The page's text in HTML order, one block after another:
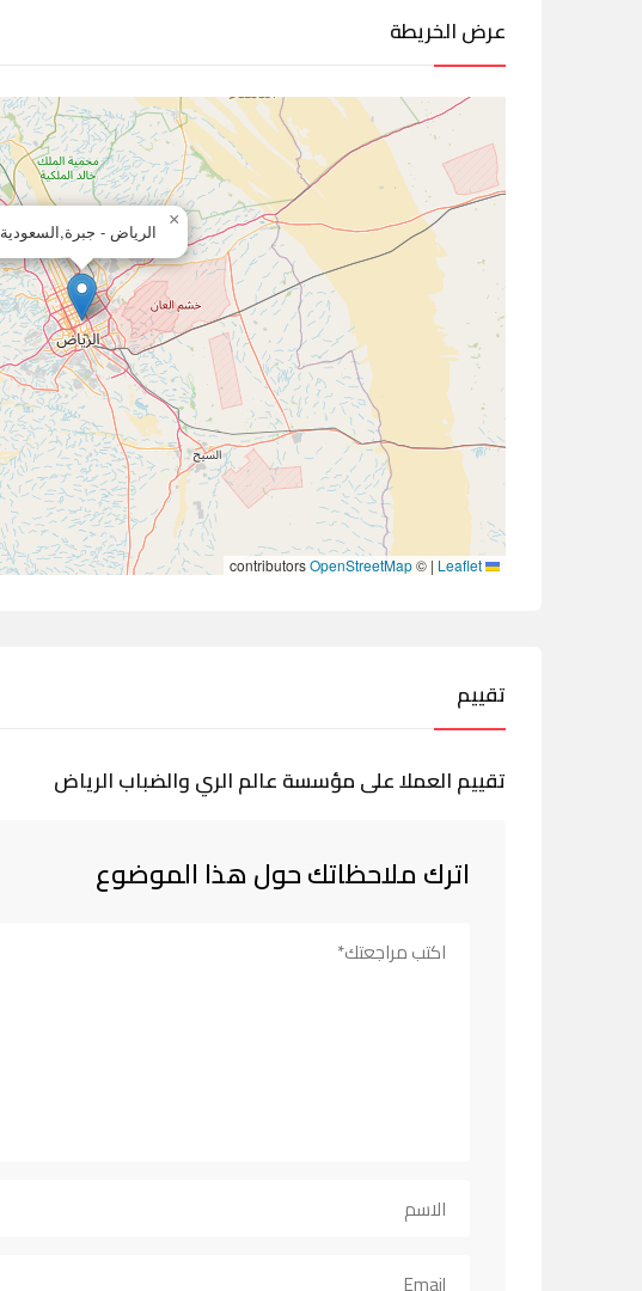
عرض الخريطة
الرياض - جبرة,السعودية
×
|
©
OpenStreetMap
تقييم
تقييم العملا على مؤسسة عالم الري والضباب الرياض
اترك ملاحظاتك حول هذا الموضوع